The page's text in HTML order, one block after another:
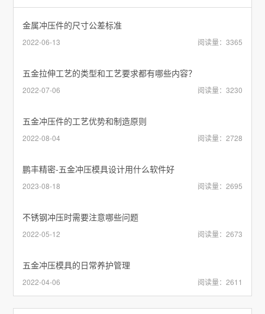
金属冲压件的尺寸公差标准
2022-06-13 阅读量：3365
五金拉伸工艺的类型和工艺要求都有哪些内容？
2022-07-06 阅读量：3230
五金冲压件的工艺优势和制造原则
2022-08-04 阅读量：2728
鹏丰精密-五金冲压模具设计用什么软件好
2023-08-18 阅读量：2695
不锈钢冲压时需要注意哪些问题
2022-05-12 阅读量：2673
五金冲压模具的日常养护管理
2022-04-06 阅读量：2611